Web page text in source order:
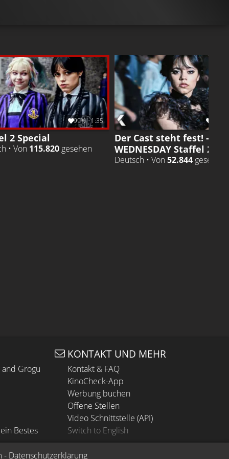
99% 1:35
2 Special
• Von 115.820 gesehen
Der Cast steht fest! -
WEDNESDAY Staffel 2
Deutsch • Von 52.844 gesehen
Grogu
Bestes
KONTAKT UND MEHR
Kontakt & FAQ
KinoCheck-App
Werbung buchen
Offene Stellen
Video Schnittstelle (API)
Switch to English
- Datenschutzerklärung